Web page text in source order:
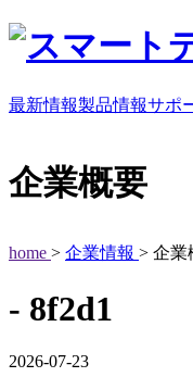
最新情報製品情報サポ
企業概要
home > 企業情報 > 企業
- 8f2d1
2026-07-23